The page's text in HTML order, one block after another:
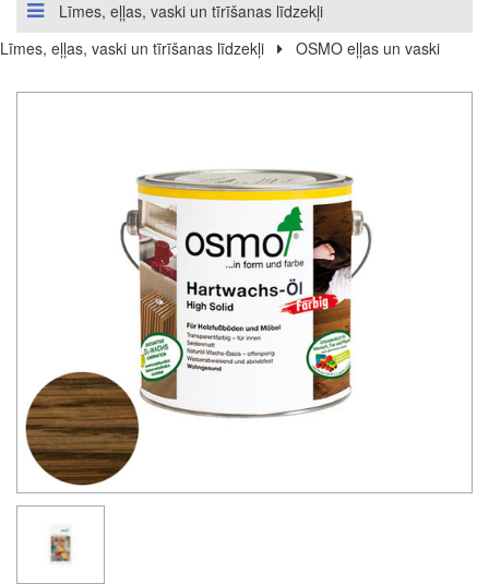
Līmes, eļļas, vaski un tīrīšanas līdzekļi
Līmes, eļļas, vaski un tīrīšanas līdzekļi
OSMO eļļas un vaski